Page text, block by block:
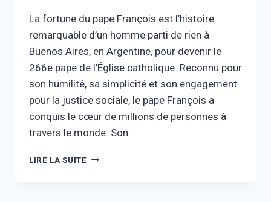
La fortune du pape François est l’histoire
remarquable d’un homme parti de rien à
Buenos Aires, en Argentine, pour devenir le
266e pape de l’Église catholique. Reconnu pour
son humilité, sa simplicité et son engagement
pour la justice sociale, le pape François a
conquis le cœur de millions de personnes à
travers le monde. Son…
LIRE LA SUITEFORTUNE